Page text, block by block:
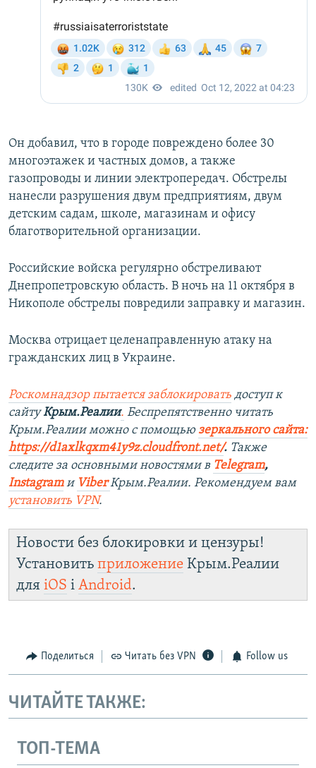
Он добавил, что в городе повреждено более 30
многоэтажек и частных домов, а также
газопроводы и линии электропередач. Обстрелы
нанесли разрушения двум предприятиям, двум
детским садам, школе, магазинам и офису
благотворительной организации.
Российские войска регулярно обстреливают
Днепропетровскую область. В ночь на 11 октября в
Никополе обстрелы повредили заправку и магазин.
Москва отрицает целенаправленную атаку на
гражданских лиц в Украине.
Роскомнадзор пытается заблокировать доступ к
сайтуКрым.Реалии. Беспрепятственно читать
Крым.Реалии можно с помощью зеркального сайта:
https://d1axlkqxm41y9z.cloudfront.net/. ​ Также
следите за основными новостями в Telegram,
Instagram и ViberКрым.Реалии. Рекомендуем вам
установить VPN.
Новости без блокировки и цензуры!
Установить приложение Крым.Реалии
для iOS і Android.
Поделиться Читать без VPN Follow us
ЧИТАЙТЕ ТАКЖЕ:
ТОП-ТЕМА